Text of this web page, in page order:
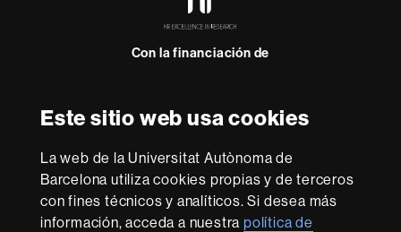
Este sitio web usa cookies
La web de la Universitat Autònoma de
Barcelona utiliza cookies propias y de terceros
con fines técnicos y analíticos. Si desea más
información, acceda a nuestrapolítica de
-
Con la financiación de
Sobre
esta
web Aviso legal Protección de datos Sobre el
web Accesibilidad web Mapa del web UAB